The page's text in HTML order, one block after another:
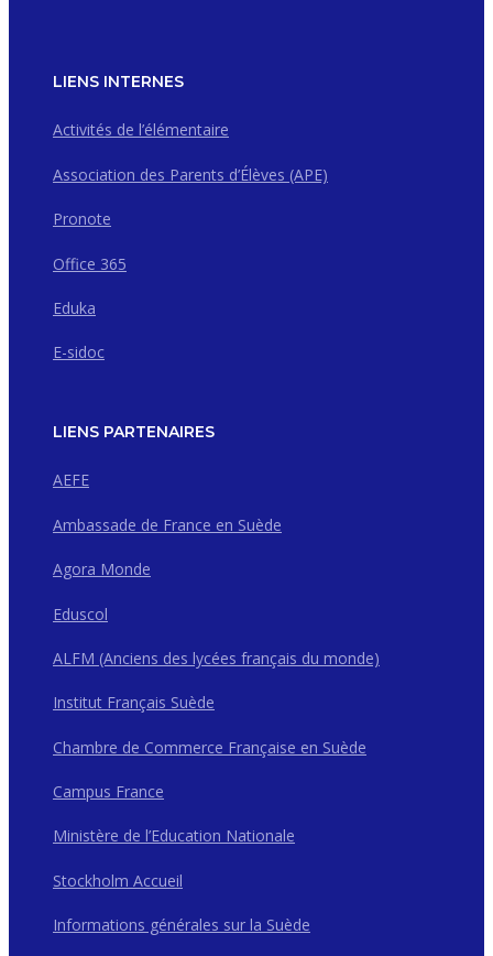
LIENS INTERNES
Activités de l’élémentaire
Association des Parents d’Élèves (APE)
Pronote
Office 365
Eduka
E-sidoc
LIENS PARTENAIRES
AEFE
Ambassade de France en Suède
Agora Monde
Eduscol
ALFM (Anciens des lycées français du monde)
Institut Français Suède
Chambre de Commerce Française en Suède
Campus France
Ministère de l’Education Nationale
Stockholm Accueil
Informations générales sur la Suède